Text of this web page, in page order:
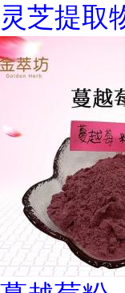
灵芝提取